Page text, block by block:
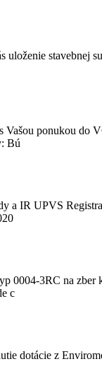
uloženie stavebnej
Vašou ponukou do
Bú
a IR UPVS
0004-3RC na zber
c
dotácie z